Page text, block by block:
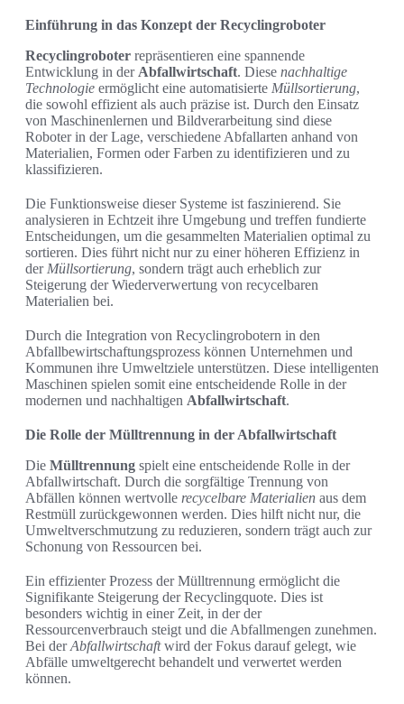
Einführung in das Konzept der Recyclingroboter
Recyclingroboter repräsentieren eine spannende
Entwicklung in der Abfallwirtschaft. Diese nachhaltige
Technologie ermöglicht eine automatisierte Müllsortierung,
die sowohl effizient als auch präzise ist. Durch den Einsatz
von Maschinenlernen und Bildverarbeitung sind diese
Roboter in der Lage, verschiedene Abfallarten anhand von
Materialien, Formen oder Farben zu identifizieren und zu
klassifizieren.
Die Funktionsweise dieser Systeme ist faszinierend. Sie
analysieren in Echtzeit ihre Umgebung und treffen fundierte
Entscheidungen, um die gesammelten Materialien optimal zu
sortieren. Dies führt nicht nur zu einer höheren Effizienz in
der Müllsortierung, sondern trägt auch erheblich zur
Steigerung der Wiederverwertung von recycelbaren
Materialien bei.
Durch die Integration von Recyclingrobotern in den
Abfallbewirtschaftungsprozess können Unternehmen und
Kommunen ihre Umweltziele unterstützen. Diese intelligenten
Maschinen spielen somit eine entscheidende Rolle in der
modernen und nachhaltigen Abfallwirtschaft.
Die Rolle der Mülltrennung in der Abfallwirtschaft
Die Mülltrennung spielt eine entscheidende Rolle in der
Abfallwirtschaft. Durch die sorgfältige Trennung von
Abfällen können wertvolle recycelbare Materialien aus dem
Restmüll zurückgewonnen werden. Dies hilft nicht nur, die
Umweltverschmutzung zu reduzieren, sondern trägt auch zur
Schonung von Ressourcen bei.
Ein effizienter Prozess der Mülltrennung ermöglicht die
Signifikante Steigerung der Recyclingquote. Dies ist
besonders wichtig in einer Zeit, in der der
Ressourcenverbrauch steigt und die Abfallmengen zunehmen.
Bei derAbfallwirtschaftwird der Fokus darauf gelegt, wie
Abfälle umweltgerecht behandelt und verwertet werden
können.